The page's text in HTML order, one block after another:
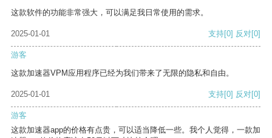
这款软件的功能非常强大，可以满足我日常使用的需求。
2025-01-01 支持[0] 反对[0]
游客
这款加速器VPM应用程序已经为我们带来了无限的隐私和自由。
2025-01-01 支持[0] 反对[0]
游客
这款加速器app的价格有点贵，可以适当降低一些。我个人觉得，一款加